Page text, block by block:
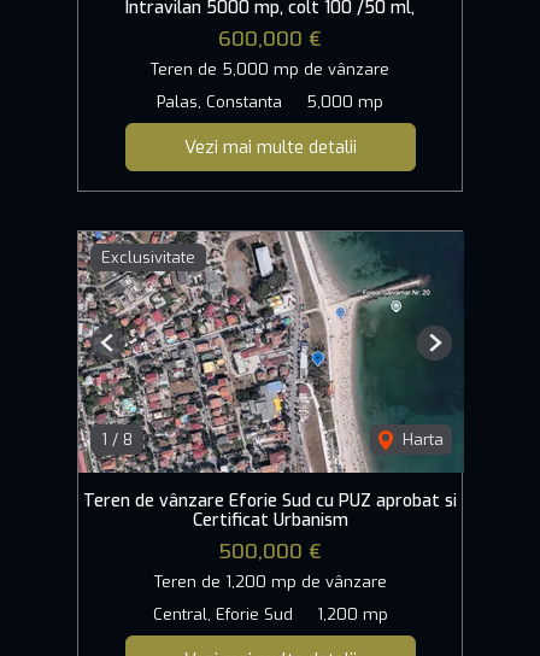
Intravilan 5000 mp, colt 100 /50 ml,
600,000 €
Teren de 5,000 mp de vânzare
Palas, Constanta
5,000 mp
Vezi mai multe detalii
Exclusivitate
1 / 8 Harta
Previous Next
Teren de vânzare Eforie Sud cu PUZ aprobat si
Certificat Urbanism
500,000 €
Teren de 1,200 mp de vânzare
Central, Eforie Sud
1,200 mp